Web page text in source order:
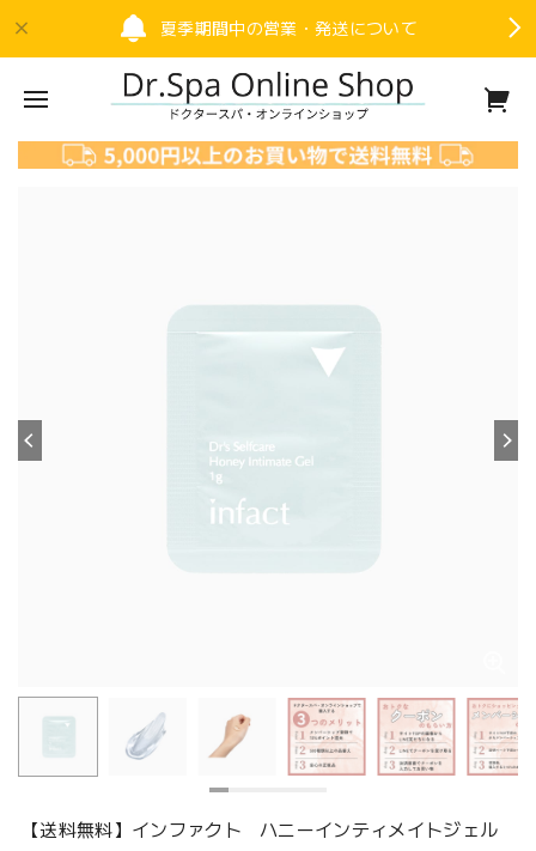
夏季期間中の営業・発送について
【送料無料】インファクト ハニーインティメイトジェル